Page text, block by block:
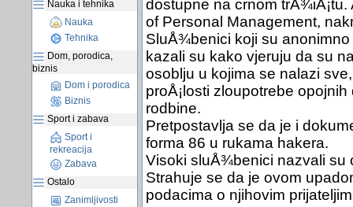
Nauka i tehnika
Nauka
Tehnika
Dom, porodica,
biznis
Dom i porodica
Biznis
Sport i zabava
Sport i
rekreacija
Zabava
Ostalo
Zanimljivosti
dostupne na crnom
of Personal Management,
SluÅ¾benici koji su
kazali su kako vjeruju da su
osoblju u kojima se nalazi
proÅ¡losti zloupotrebe
rodbine.
Pretpostavlja se da je i
forma 86 u rukama hakera.
Visoki sluÅ¾benici nazvali su
Strahuje se da je ovom
podacima o njihovim